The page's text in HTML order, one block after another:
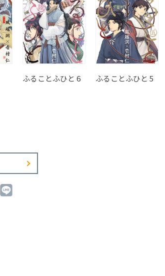
ふることふひと 6 ふることふひと 5